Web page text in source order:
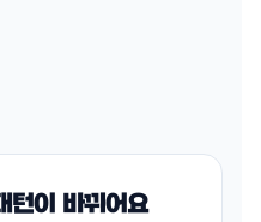
턴이 바뀌어요